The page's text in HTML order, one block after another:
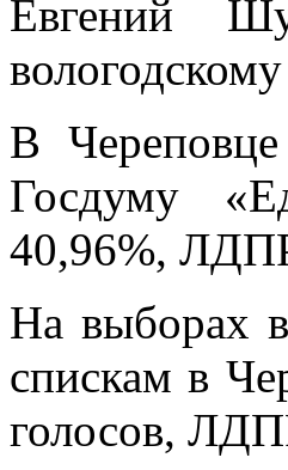
Евгений
В
Госдуму
40,96%,
На выборах
спискам в
голосов,